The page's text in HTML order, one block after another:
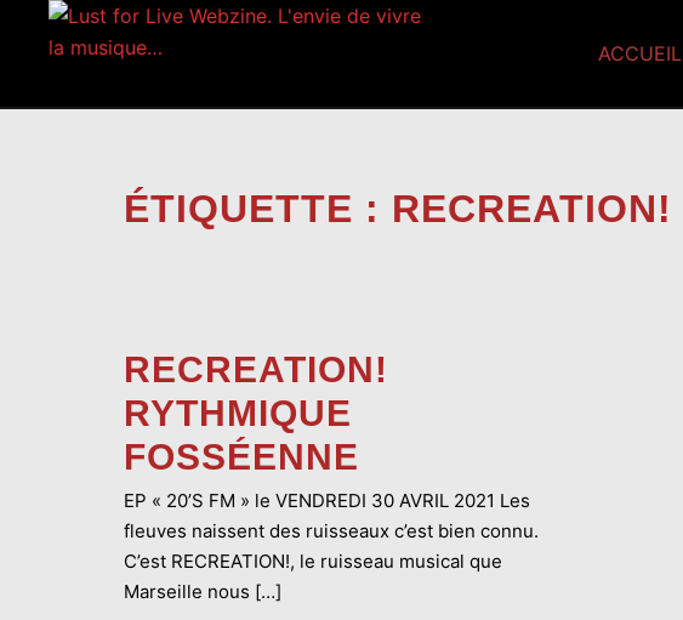
ACCUEIL
ÉTIQUETTE : RECREATION!
RECREATION!
RYTHMIQUE
FOSSÉENNE
EP « 20’S FM » le VENDREDI 30 AVRIL 2021 Les
fleuves naissent des ruisseaux c’est bien connu.
C’est RECREATION!, le ruisseau musical que
Marseille nous […]